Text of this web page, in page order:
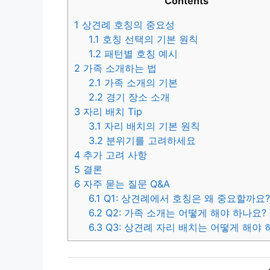
1 상견례 호칭의 중요성
1.1 호칭 선택의 기본 원칙
1.2 패턴별 호칭 예시
2 가족 소개하는 법
2.1 가족 소개의 기본
2.2 경기 장소 소개
3 자리 배치 Tip
3.1 자리 배치의 기본 원칙
3.2 분위기를 고려하세요
4 추가 고려 사항
5 결론
6 자주 묻는 질문 Q&A
6.1 Q1: 상견례에서 호칭은 왜 중요할까요?
6.2 Q2: 가족 소개는 어떻게 해야 하나요?
6.3 Q3: 상견례 자리 배치는 어떻게 해야